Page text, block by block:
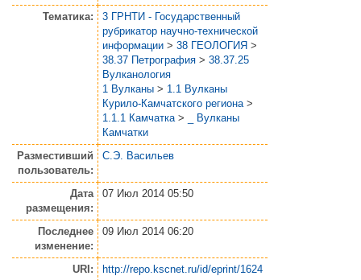
Тематика:
3 ГРНТИ - Государственный
рубрикатор научно-технической
информации > 38 ГЕОЛОГИЯ >
38.37 Петрография > 38.37.25
Вулканология
1 Вулканы > 1.1 Вулканы
Курило-Камчатского региона >
1.1.1 Камчатка >
_ Вулканы
Камчатки
Разместивший
пользователь:
С.Э. Васильев
Дата
размещения:
07 Июл 2014 05:50
Последнее
изменение:
09 Июл 2014 06:20
URI: http://repo.kscnet.ru/id/eprint/1624